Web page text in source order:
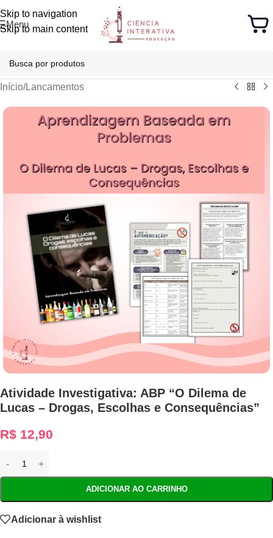
Skip to navigation
Skip to main content
Menu
Início/Lancamentos
Atividade Investigativa: ABP “O Dilema de
Lucas – Drogas, Escolhas e Consequências”
R$ 12,90
ADICIONAR AO CARRINHO
Adicionar à wishlist